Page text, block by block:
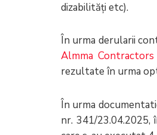
dizabilități etc).
În urma derularii
Almma
rezultate în urma
În urma
nr. 341/23.04.2025,